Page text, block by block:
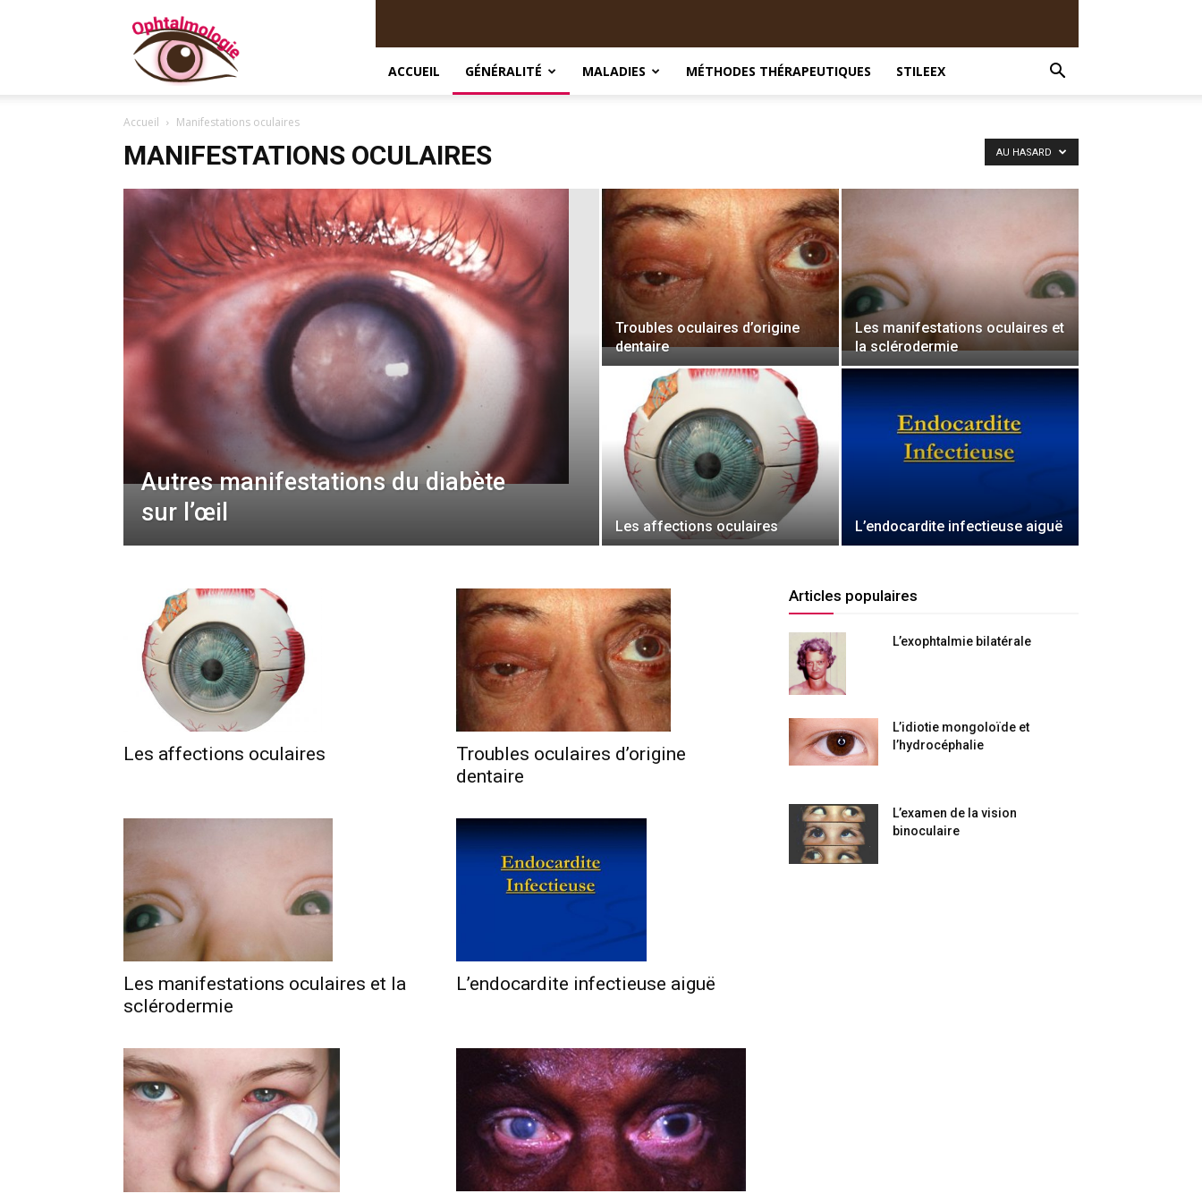
Ophtalmologie
ACCUEIL GÉNÉRALITÉ MALADIES MÉTHODES THÉRAPEUTIQUES STILEEX
Accueil Manifestations oculaires
MANIFESTATIONS OCULAIRES AU HASARD
Autres manifestations du diabète
sur l’œil
Troubles oculaires d’origine
dentaire
Les manifestations oculaires et
la sclérodermie
Les affections oculaires L’endocardite infectieuse aiguë
Les affections oculaires
Troubles oculaires d’origine
dentaire
Les manifestations oculaires et la
sclérodermie
L’endocardite infectieuse aiguë
Articles populaires
L’exophtalmie bilatérale
L’idiotie mongoloïde et
l’hydrocéphalie
L’examen de la vision
binoculaire